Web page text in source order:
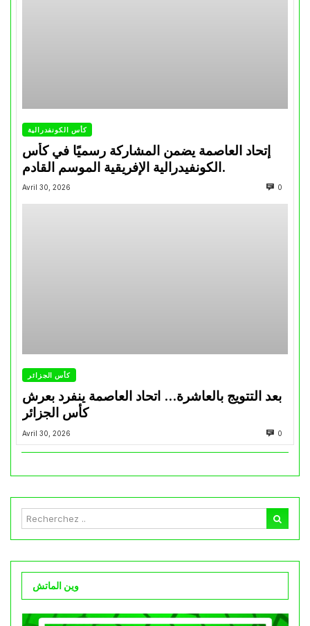
كأس الكونفدرالية
إتحاد العاصمة يضمن المشاركة رسميًا في كأس
الكونفيدرالية الإفريقية الموسم القادم.
Avril 30, 2026 0
كأس الجزائر
بعد التتويج بالعاشرة… اتحاد العاصمة ينفرد بعرش
كأس الجزائر
Avril 30, 2026 0
وين الماتش